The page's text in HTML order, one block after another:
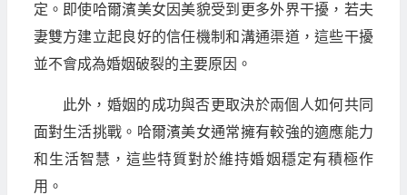
定。即使哈爾濱美女因美貌受到更多外界干擾，若夫
妻雙方建立起良好的信任機制和溝通渠道，這些干擾
並不會成為婚姻破裂的主要原因。
此外，婚姻的成功與否更取決於兩個人如何共同
面對生活挑戰。哈爾濱美女通常擁有較強的適應能力
和生活智慧，這些特質對於維持婚姻穩定有積極作
用。